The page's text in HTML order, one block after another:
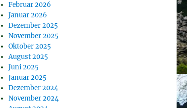
Februar 2026
Januar 2026
Dezember 2025
November 2025
Oktober 2025
August 2025
Juni 2025
Januar 2025
Dezember 2024
November 2024